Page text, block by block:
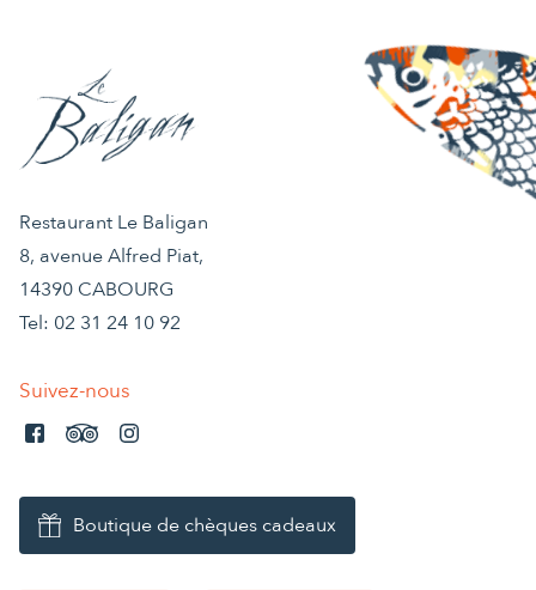
Restaurant Le Baligan
8, avenue Alfred Piat,
14390 CABOURG
Tel: 02 31 24 10 92
Suivez-nous
Boutique de chèques cadeaux